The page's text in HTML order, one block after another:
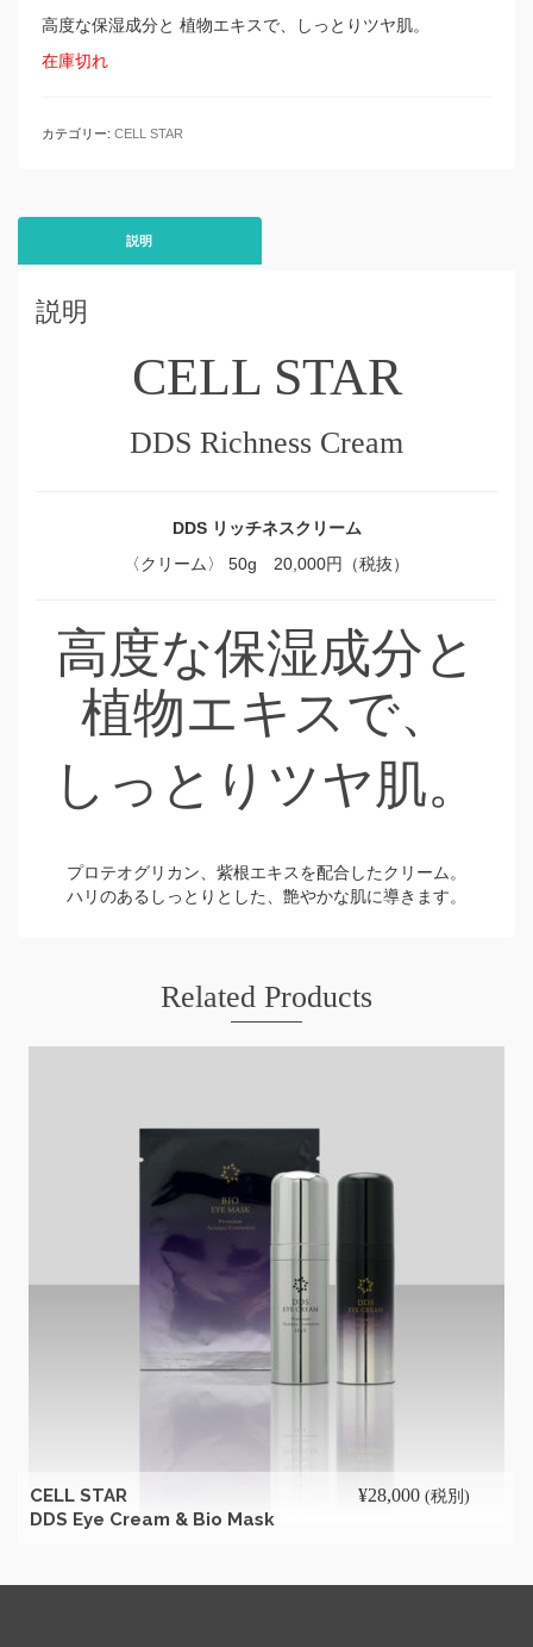
高度な保湿成分と 植物エキスで、しっとりツヤ肌。
在庫切れ
カテゴリー: CELL STAR
説明
説明
CELL STAR
DDS Richness Cream
DDS リッチネスクリーム
〈クリーム〉 50g 20,000円（税抜）
高度な保湿成分と
植物エキスで、
しっとりツヤ肌。
プロテオグリカン、紫根エキスを配合したクリーム。
ハリのあるしっとりとした、艶やかな肌に導きます。
Related Products
CELL STAR
DDS Eye Cream & Bio Mask
¥28,000 (税別)
続きを読む